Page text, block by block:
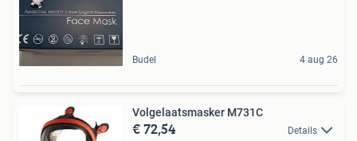
Budel 4 aug 26
Volgelaatsmasker M731C
€ 72,54 Details